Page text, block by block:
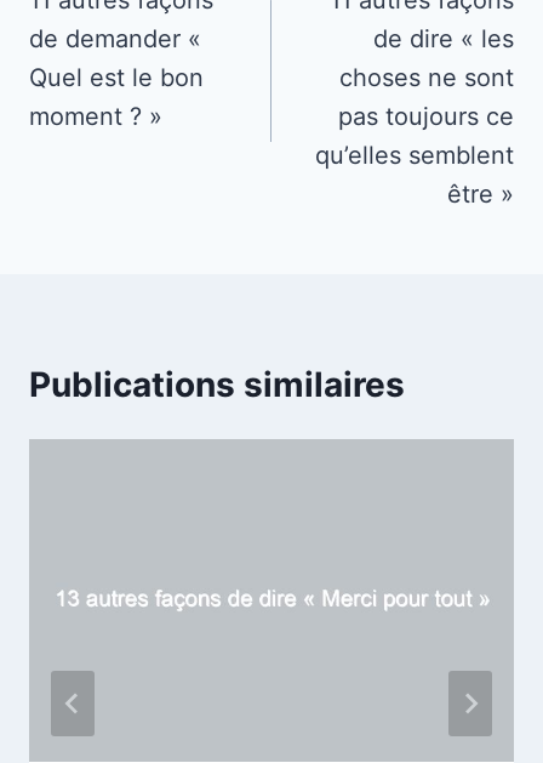
l’article
de demander «
Quel est le bon
moment ? »
de dire « les
choses ne sont
pas toujours ce
qu’elles semblent
être »
Publications similaires